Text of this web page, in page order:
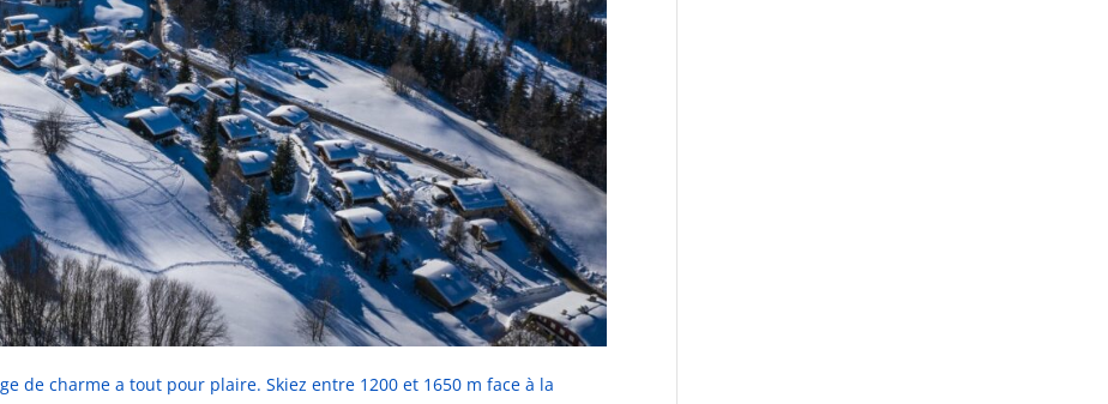
de charme a tout pour plaire. Skiez entre 1200 et 1650 m face à la